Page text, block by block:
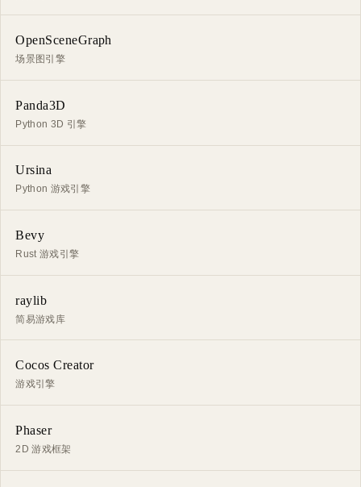
OpenSceneGraph
场景图引擎
Panda3D
Python 3D 引擎
Ursina
Python 游戏引擎
Bevy
Rust 游戏引擎
raylib
简易游戏库
Cocos Creator
游戏引擎
Phaser
2D 游戏框架